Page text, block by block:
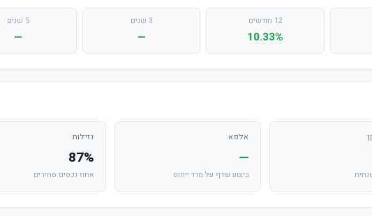
12 חודשים
10.33%
3 שנים
—
5 שנים
—
אלפא
—
ביצוע עודף על מדד ייחוס
נזילות
87%
אחוז נכסים סחירים